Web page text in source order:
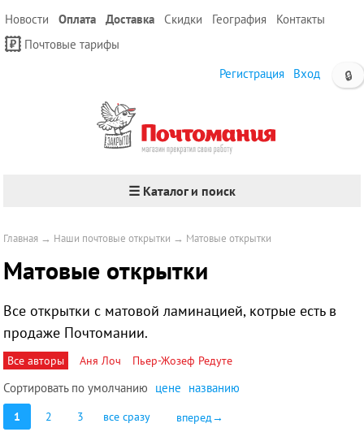
Новости Оплата Доставка Скидки География
Контакты
Почтовые тарифы
🔒
Регистрация Вход
☰ Каталог и поиск
Главная → Наши почтовые открытки → Матовые открытки
Матовые открытки
Все открытки с матовой ламинацией, котрые есть в
продаже Почтомании.
Все авторы Аня Лоч Пьер-Жозеф Редуте
Сортировать поумолчанию цене названию
1 2 3 все сразу вперед→